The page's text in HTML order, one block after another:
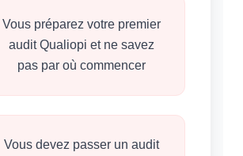
Vous préparez votre premier
audit Qualiopi et ne savez
pas par où commencer
Vous devez passer un audit